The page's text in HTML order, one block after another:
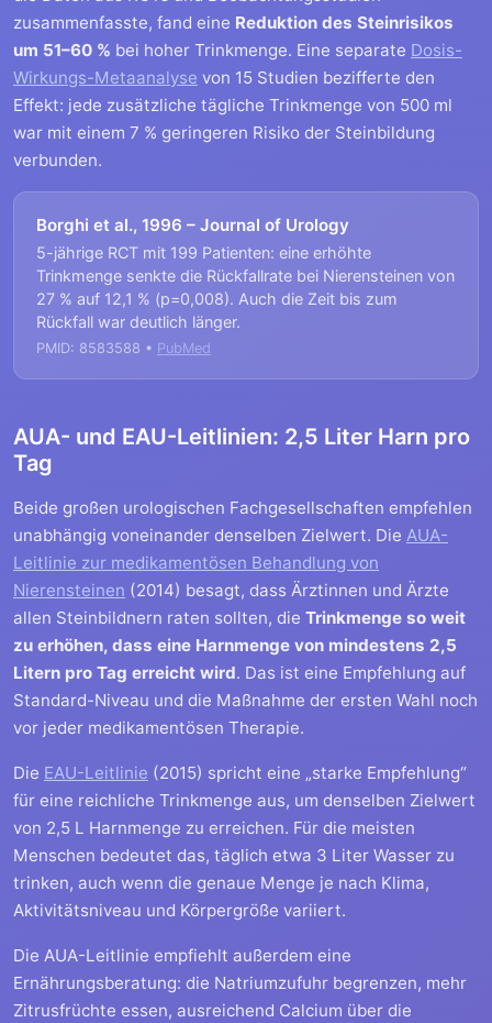
zusammenfasste, fand eine Reduktion des Steinrisikos
um 51–60 % bei hoher Trinkmenge. Eine separate Dosis-
Wirkungs-Metaanalyse von 15 Studien bezifferte den
Effekt: jede zusätzliche tägliche Trinkmenge von 500 ml
war mit einem 7 % geringeren Risiko der Steinbildung
verbunden.
Borghi et al., 1996 – Journal of Urology
5-jährige RCT mit 199 Patienten: eine erhöhte
Trinkmenge senkte die Rückfallrate bei Nierensteinen von
27 % auf 12,1 % (p=0,008). Auch die Zeit bis zum
Rückfall war deutlich länger.
PMID: 8583588 • PubMed
AUA- und EAU-Leitlinien: 2,5 Liter Harn pro
Tag
Beide großen urologischen Fachgesellschaften empfehlen
unabhängig voneinander denselben Zielwert. Die AUA-
Leitlinie zur medikamentösen Behandlung von
Nierensteinen (2014) besagt, dass Ärztinnen und Ärzte
allen Steinbildnern raten sollten, die Trinkmenge so weit
zu erhöhen, dass eine Harnmenge von mindestens 2,5
Litern pro Tag erreicht wird. Das ist eine Empfehlung auf
Standard-Niveau und die Maßnahme der ersten Wahl noch
vor jeder medikamentösen Therapie.
Die EAU-Leitlinie (2015) spricht eine „starke Empfehlung“
für eine reichliche Trinkmenge aus, um denselben Zielwert
von 2,5 L Harnmenge zu erreichen. Für die meisten
Menschen bedeutet das, täglich etwa 3 Liter Wasser zu
trinken, auch wenn die genaue Menge je nach Klima,
Aktivitätsniveau und Körpergröße variiert.
Die AUA-Leitlinie empfiehlt außerdem eine
Ernährungsberatung: die Natriumzufuhr begrenzen, mehr
Zitrusfrüchte essen, ausreichend Calcium über die